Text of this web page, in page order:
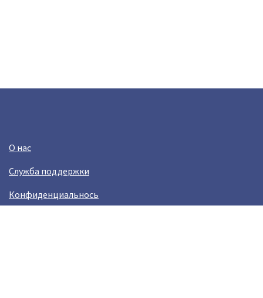
О нас
Служба поддержки
Конфиденциальнось